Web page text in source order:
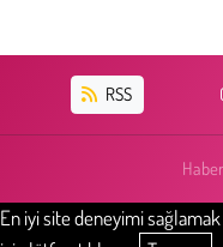
RSS
Haber
En iyi site deneyimi